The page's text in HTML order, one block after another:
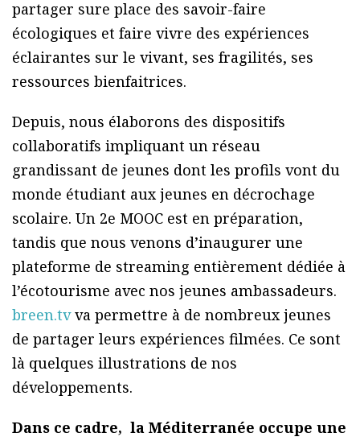
partager sure place des savoir-faire
écologiques et faire vivre des expériences
éclairantes sur le vivant, ses fragilités, ses
ressources bienfaitrices.
Depuis, nous élaborons des dispositifs
collaboratifs impliquant un réseau
grandissant de jeunes dont les profils vont du
monde étudiant aux jeunes en décrochage
scolaire. Un 2e MOOC est en préparation,
tandis que nous venons d’inaugurer une
plateforme de streaming entièrement dédiée à
l’écotourisme avec nos jeunes ambassadeurs.
breen.tvva permettre à de nombreux jeunes
de partager leurs expériences filmées. Ce sont
là quelques illustrations de nos
développements.
Dans ce cadre, la Méditerranée occupe une